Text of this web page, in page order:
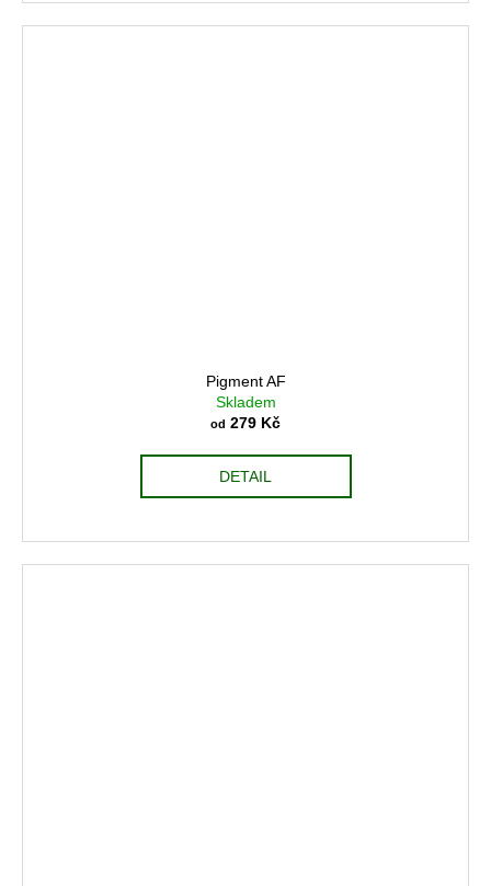
Pigment AF
Skladem
od 279 Kč
DETAIL